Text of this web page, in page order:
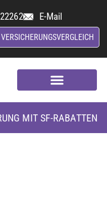
E-Mail
MIT SF-RABATTEN